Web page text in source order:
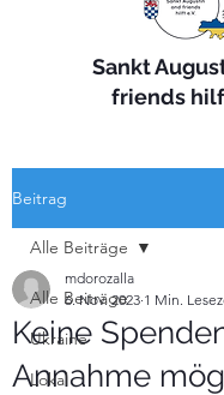
Sankt
friends
Beitrag
Alle Beiträge
Ukraine
Lokal
Alle Beiträge
Keine
Annahme
mdorozalla
6. Nov. 2023 1 Min.